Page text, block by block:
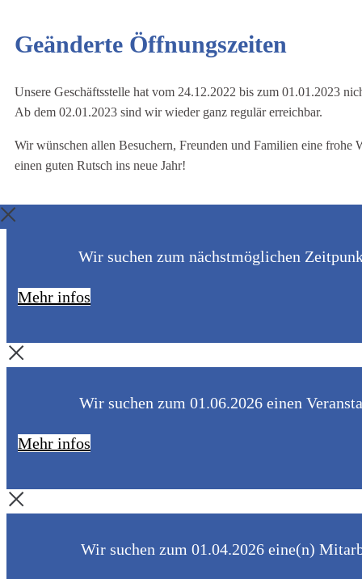
Geänderte Öffnungszeiten
Unsere Geschäftsstelle hat vom 24.12.2022 bis zum 01.01.2023
Ab dem 02.01.2023 sind wir wieder ganz regulär erreichbar.
Wir wünschen allen Besuchern, Freunden und Familien eine frohe
einen guten Rutsch ins neue Jahr!
Wir suchen zum nächstmöglichen
Mehr infos
Wir suchen zum 01.06.2026 einen
Mehr infos
Wir suchen zum 01.04.2026 eine(n)